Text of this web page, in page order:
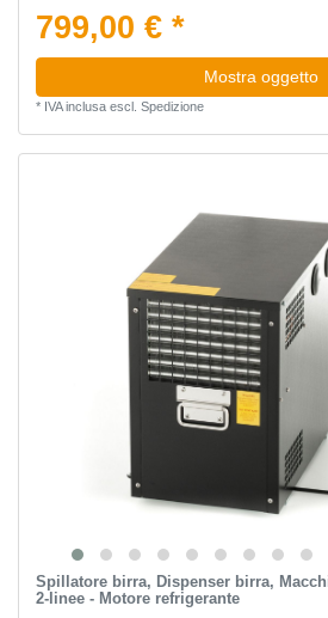
799,00 € *
Mostra oggetto
* IVA inclusaescl. Spedizione
Spillatore birra, Dispenser birra,
2-linee - Motore refrigerante